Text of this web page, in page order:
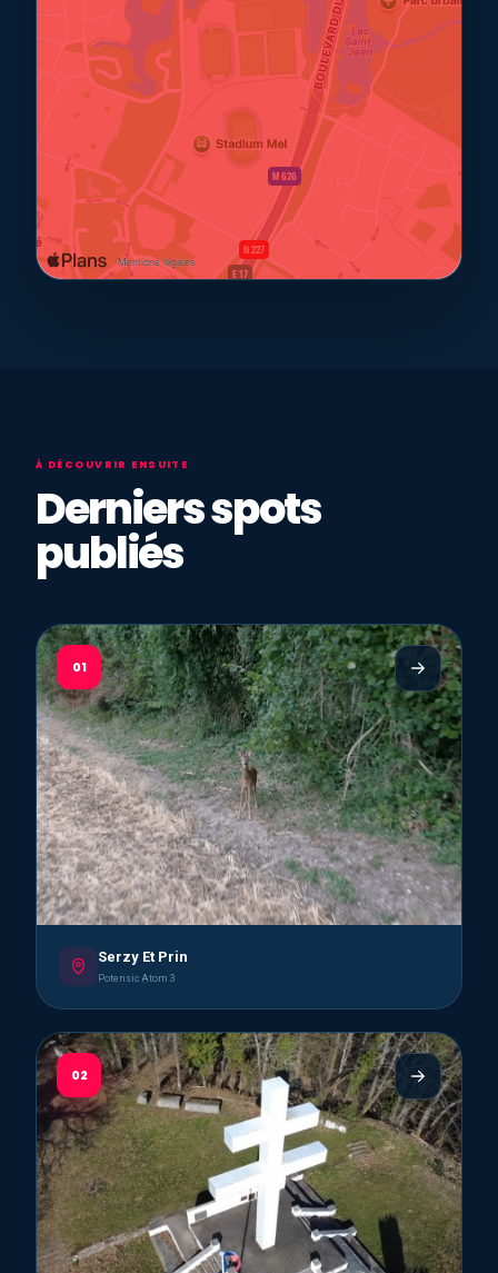
À DÉCOUVRIR ENSUITE
Derniers spots
publiés
01
Serzy Et Prin
Potensic Atom 3
02